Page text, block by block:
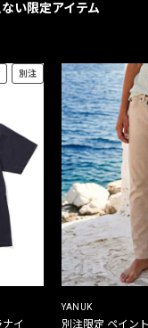
い限定アイテム
別注
イ
YANUK
別注限定 ペイン